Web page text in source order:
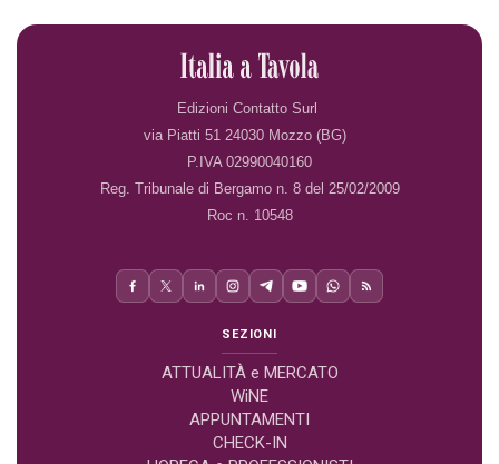
Edizioni Contatto Surl
via Piatti 51 24030 Mozzo (BG)
P.IVA 02990040160
Reg. Tribunale di Bergamo n. 8 del 25/02/2009
Roc n. 10548
SEZIONI
ATTUALITÀ e MERCATO
WiNE
APPUNTAMENTI
CHECK-IN